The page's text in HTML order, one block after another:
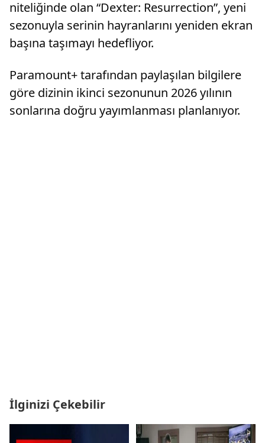
niteliğinde olan “Dexter: Resurrection”, yeni
sezonuyla serinin hayranlarını yeniden ekran
başına taşımayı hedefliyor.
Paramount+ tarafından paylaşılan bilgilere
göre dizinin ikinci sezonunun 2026 yılının
sonlarına doğru yayımlanması planlanıyor.
İlginizi Çekebilir